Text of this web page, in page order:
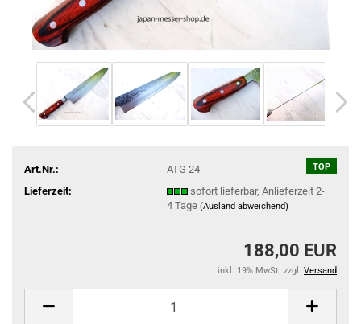
TOP
Art.Nr.:
ATG 24
Lieferzeit:
sofort lieferbar, Anlieferzeit 2-
4 Tage (Ausland abweichend)
188,00 EUR
inkl. 19% MwSt. zzgl. Versand